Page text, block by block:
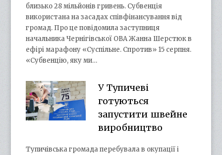
близько 28 мільйонів гривень. Субвенція
використана на засадах співфінансування від
громад. Про це повідомила заступниця
начальника Чернігівської ОВА Жанна Шерстюк в
ефірі марафону «Суспільне. Спротив» 15 серпня.
«Субвенцію, яку ми…
У Тупичеві
готуються
запустити швейне
виробництво
Тупичівська громада перебувала в окупації і